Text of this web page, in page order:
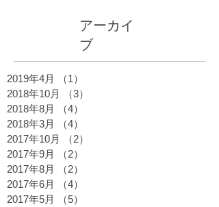
アーカイ
ブ
2019年4月 （1）
2018年10月
（3）
2018年8月
（4）
2018年3月
（4）
2017年10月
（2）
2017年9月
（2）
2017年8月
（2）
2017年6月
（4）
2017年5月
（5）